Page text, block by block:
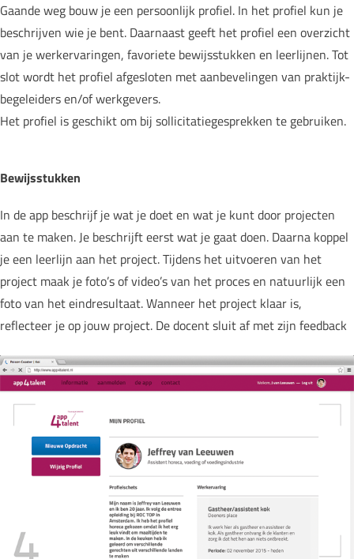
Gaande weg bouw je een persoonlijk profiel. In het profiel kun je
beschrijven wie je bent. Daarnaast geeft het profiel een overzicht
van je werkervaringen, favoriete bewijsstukken en leerlijnen. Tot
slot wordt het profiel afgesloten met aanbevelingen van praktijk-
begeleiders en/of werkgevers.
Het profiel is geschikt om bij sollicitatiegesprekken te gebruiken.
Bewijsstukken
In de app beschrijf je wat je doet en wat je kunt door projecten
aan te maken. Je beschrijft eerst wat je gaat doen. Daarna koppel
je een leerlijn aan het project. Tijdens het uitvoeren van het
project maak je foto’s of video’s van het proces en natuurlijk een
foto van het eindresultaat. Wanneer het project klaar is,
reflecteer je op jouw project. De docent sluit af met zijn feedback